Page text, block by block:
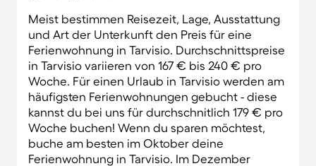
Meist bestimmen Reisezeit, Lage, Ausstattung
und Art der Unterkunft den Preis für eine
Ferienwohnung in Tarvisio. Durchschnittspreise
in Tarvisio variieren von 167 € bis 240 € pro
Woche. Für einen Urlaub in Tarvisio werden am
häufigsten Ferienwohnungen gebucht - diese
kannst du bei uns für durchschnitlich 179 € pro
Woche buchen! Wenn du sparen möchtest,
buche am besten im Oktober deine
Ferienwohnung in Tarvisio. Im Dezember